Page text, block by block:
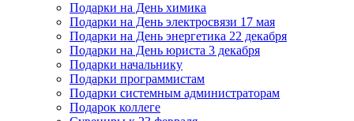
Подарки на День химика
Подарки на День электросвязи 17 мая
Подарки на День энергетика 22 декабря
Подарки на День юриста 3 декабря
Подарки начальнику
Подарки программистам
Подарки системным администраторам
Подарок коллеге